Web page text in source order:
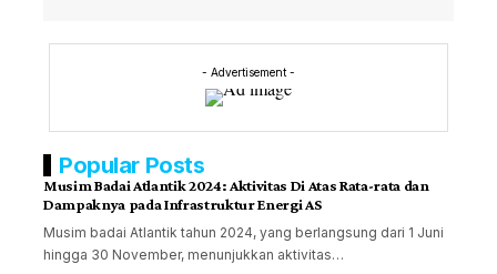
- Advertisement -
Popular Posts
Musim Badai Atlantik 2024: Aktivitas Di Atas Rata-rata dan
Dampaknya pada Infrastruktur Energi AS
Musim badai Atlantik tahun 2024, yang berlangsung dari 1 Juni
hingga 30 November, menunjukkan aktivitas…